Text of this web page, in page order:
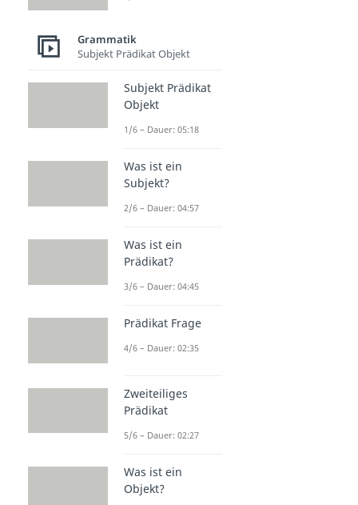
Grammatik
Subjekt Prädikat Objekt
Subjekt Prädikat
Objekt
1/6 – Dauer: 05:18
Was ist ein
Subjekt?
2/6 – Dauer: 04:57
Was ist ein
Prädikat?
3/6 – Dauer: 04:45
Prädikat Frage
4/6 – Dauer: 02:35
Zweiteiliges
Prädikat
5/6 – Dauer: 02:27
Was ist ein
Objekt?